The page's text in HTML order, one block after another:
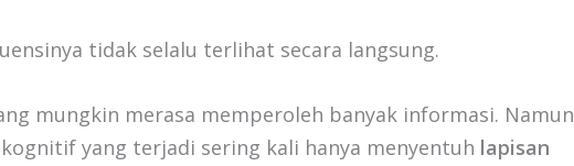
tidak selalu terlihat secara langsung.
mungkin merasa memperoleh banyak informasi. Namun
yang terjadi sering kali hanya menyentuh lapisan